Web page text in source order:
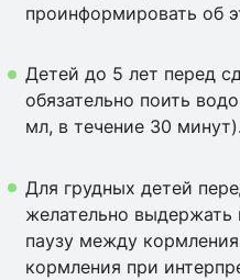
проинформировать об
Детей до 5 лет перед
обязательно поить
мл, в течение 30 минут).
Для грудных детей
желательно
паузу между
кормления при